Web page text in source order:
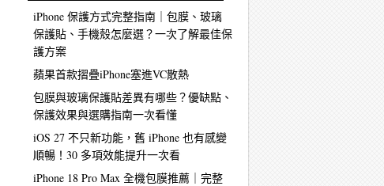
iPhone 保護方式完整指南｜包膜、玻璃
保護貼、手機殼怎麼選？一次了解最佳保
護方案
蘋果首款摺疊iPhone塞進VC散熱
包膜與玻璃保護貼差異有哪些？優缺點、
保護效果與選購指南一次看懂
iOS 27 不只新功能，舊 iPhone 也有感變
順暢！30 多項效能提升一次看
iPhone 18 Pro Max 全機包膜推薦｜完整